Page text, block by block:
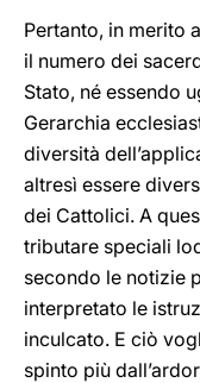
Pertanto, in merito
il numero dei
Stato, né essendo
Gerarchia
diversità
altresì essere
dei Cattolici. A
tributare speciali
secondo le notizie
interpretato le
inculcato. E ciò
spinto più